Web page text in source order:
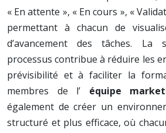
« En attente », « En cours », «
permettant à chacun de
d’avancement des tâches. La
processus contribue à réduire les
prévisibilité et à faciliter la
membres de l’ équipe
également de créer un
structuré et plus efficace, où